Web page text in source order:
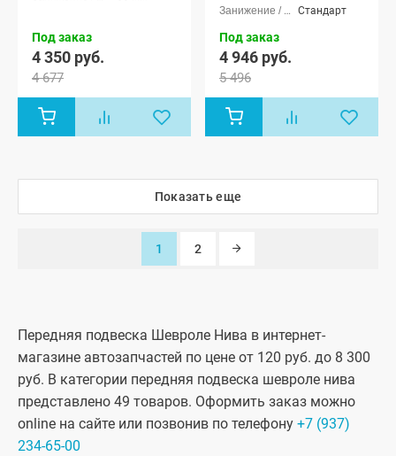
Под заказ
4 350 руб.
4 677
Стандарт
Под заказ
4 946 руб.
5 496
Показать еще
1 2
Передняя подвеска Шевроле Нива в интернет-
магазине автозапчастей по цене от 120 руб. до 8 300
руб. В категории передняя подвеска шевроле нива
представлено 49 товаров. Оформить заказ можно
online на сайте или позвонив по телефону +7 (937)
234-65-00